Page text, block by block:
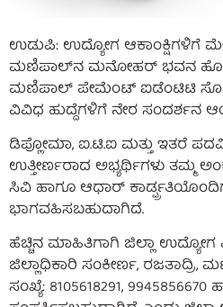
ಉಡುಪಿ: ಉದ್ಯೋಗ ಆಕಾಂಕ್ಷಿಗಳಿಗೆ ಮೇ
ಮಣಿಪಾಲ್‌ನ ಮನೋಹರ್ ಭವನ
ಮಣಿಪಾಲ್ ಪೇಮೆಂಟ್ ಐಡೆಂಟಿಟಿ
ವಿವಿಧ ಹುದ್ದೆಗಳಿಗೆ ನೇರ ಸಂದರ್ಶನ
ಡಿಪ್ಲೋಮಾ, ಐ.ಟಿ.ಐ ಮತ್ತು ಇತರೆ
ಉತ್ತೀರ್ಣರಾದ ಅಭ್ಯರ್ಥಿಗಳು ತಮ್ಮ
ಸಿವಿ ಹಾಗೂ ಆಧಾರ್
ಭಾಗವಹಿಸಬಹುದಾಗಿದೆ.
ಹೆಚ್ಚಿನ ಮಾಹಿತಿಗಾಗಿ ಜಿಲ್ಲಾ
ಜಿಲ್ಲಾಧಿಕಾರಿ ಸಂಕೀರ್ಣ,
ಸಂಖ್ಯೆ: 8105618291, 9945856670